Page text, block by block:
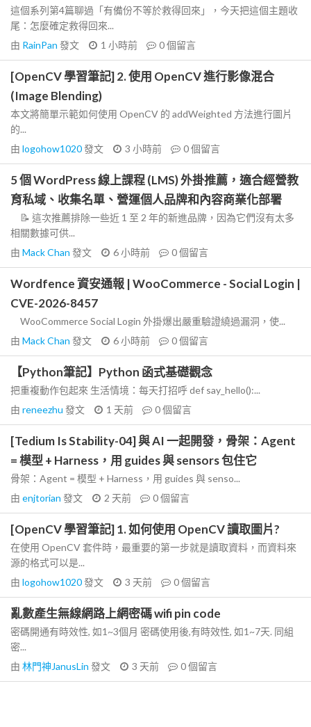
這個系列第4篇聊過「有備份不等於救得回來」，今天把這個主題收
尾：怎麼確定救得回來...
由 RainPan 發文 1 小時前 0個留言
[OpenCV 學習筆記] 2. 使用 OpenCV 進行影像混合
(Image Blending)
本文將簡單示範如何使用 OpenCV 的 addWeighted 方法進行圖片
的...
由 logohow1020發文 3 小時前 0個留言
5 個 WordPress 線上課程 (LMS) 外掛推薦，適合經營教
育私域、收集名單、營運個人品牌和內容商業化部署
📝 這次推薦排除一些近 1 至 2 年的新進品牌，因為它們沒有太多
相關數據可供...
由 Mack Chan 發文 6 小時前 0個留言
Wordfence 資安通報 | WooCommerce - Social Login |
CVE-2026-8457
WooCommerce Social Login 外掛爆出嚴重驗證繞過漏洞，使...
由 Mack Chan 發文 6 小時前 0個留言
【Python筆記】Python 函式基礎觀念
把重複動作包起來 生活情境：每天打招呼 def say_hello():...
由 reneezhu 發文 1 天前 0個留言
[Tedium Is Stability-04] 與 AI 一起開發，骨架：Agent
= 模型 + Harness，用 guides 與 sensors 包住它
骨架：Agent = 模型 + Harness，用 guides 與 senso...
由 enjtorian 發文 2 天前 0個留言
[OpenCV 學習筆記] 1. 如何使用 OpenCV 讀取圖片?
在使用 OpenCV 套件時，最重要的第一步就是讀取資料，而資料來
源的格式可以是...
由 logohow1020發文 3 天前 0個留言
亂數產生無線網路上網密碼 wifi pin code
密碼開通有時效性, 如1~3個月 密碼使用後,有時效性, 如1~7天. 同組
密...
由 林門神JanusLin 發文 3 天前 0個留言